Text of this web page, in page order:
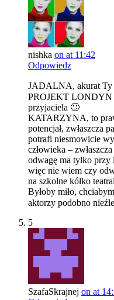
nishka on at 11:42
Odpowiedz
JADALNA, akurat Ty
PROJEKT LONDYN
przyjaciela 🙂
KATARZYNA, to
potencjał, zwłaszcza
potrafi niesmowicie
człowieka –
odwagę ma tylko przy
więc nie wiem czy
na szkolne kółko
Byłoby miło,
aktorzy podobno
5
SzafaSkrajnej on at